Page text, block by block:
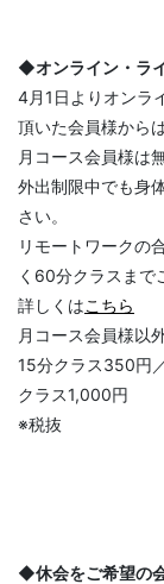
◆オンライン・ラ
4月1日よりオンラ
頂いた会員様から
月コース会員様は
外出制限中でも身
さい。
リモートワークの
く60分クラスまで
詳しくはこちら
月コース会員様以
15分クラス350円
クラス1,000円
※税抜
◆休会をご希望の